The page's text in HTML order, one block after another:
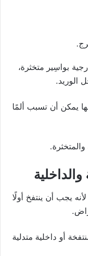
بواسِير متخثرة،
الوريد.
يمكن أن تسبب ألمًا
يجب أن ينتفخ أولًا
أو داخلية متدلية